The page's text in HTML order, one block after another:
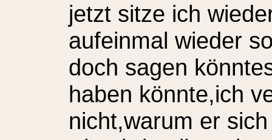
jetzt sitze ich
aufeinmal wieder
doch sagen
haben könnte,ich
nicht,warum er